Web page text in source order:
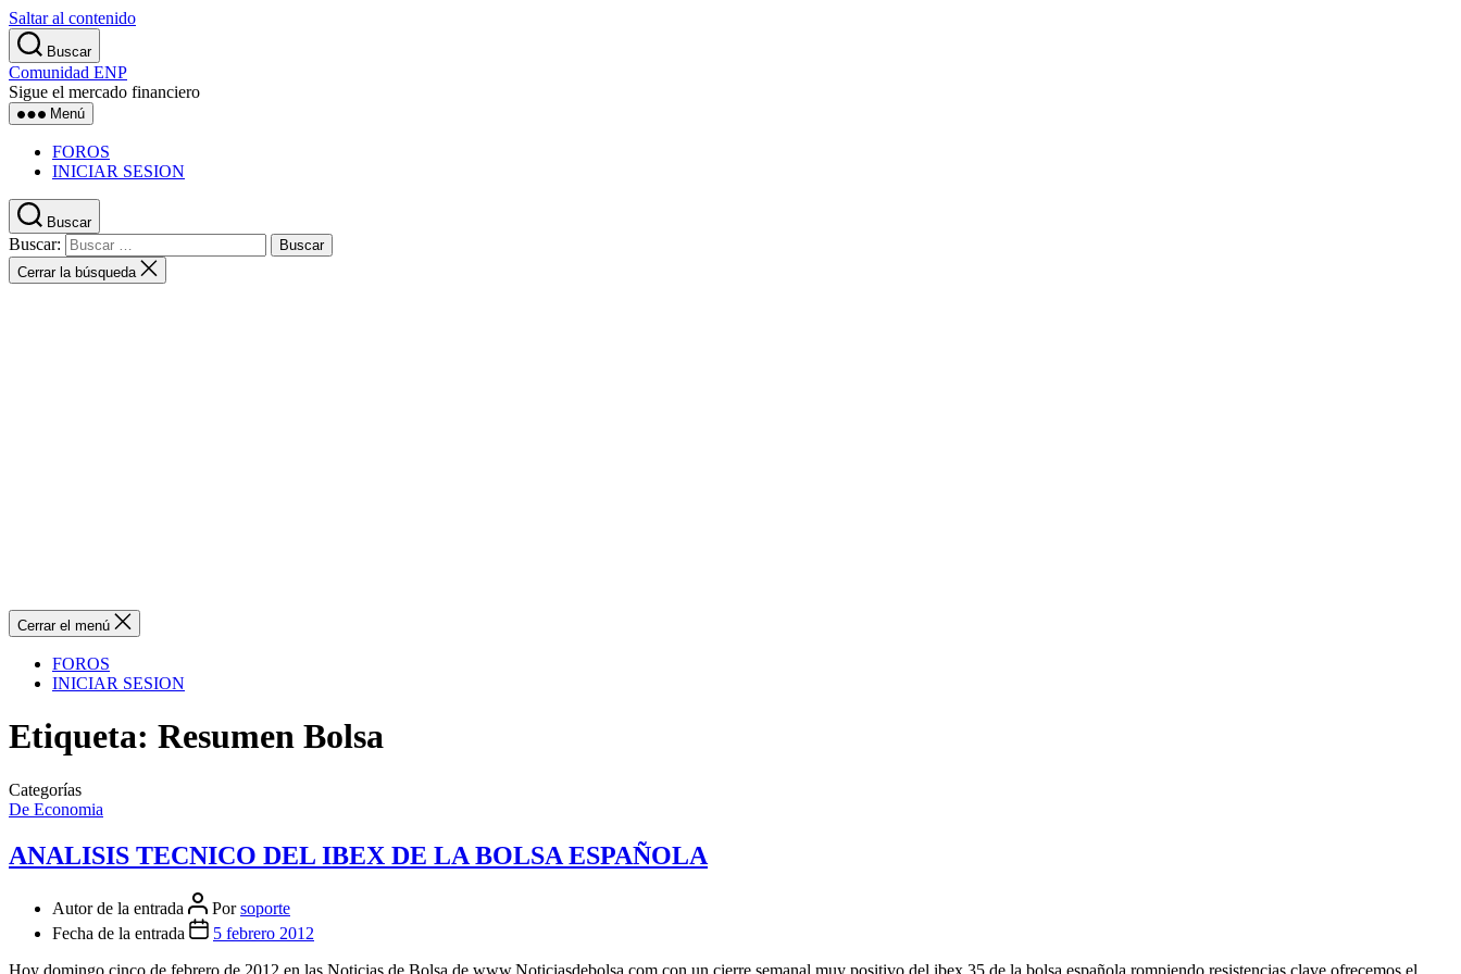
Saltar al contenido
Buscar
Comunidad ENP
Sigue el mercado financiero
Menú
FOROS
INICIAR SESION
Buscar
Buscar:
Cerrar la búsqueda
Cerrar el menú
FOROS
INICIAR SESION
Etiqueta: Resumen Bolsa
Categorías
De Economia
ANALISIS TECNICO DEL IBEX DE LA BOLSA ESPAÑOLA
Autor de la entrada Porsoporte
Fecha de la entrada
5 febrero 2012
Hoy domingo cinco de febrero de 2012 en las Noticias de Bolsa de www.Noticiasdebolsa.com con un cierre semanal muy positivo del ibex 35 de la bolsa española rompiendo resistencias clave ofrecemos el